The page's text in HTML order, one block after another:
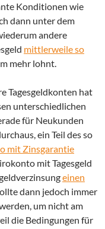
Konditionen wie
dann unter dem
andere
mittlerweile so
mehr lohnt.
Tagesgeldkonten hat
unterschiedlichen
für Neukunden
ein Teil des so
mit Zinsgarantie
mit Tagesgeld
einen
dann jedoch immer
um nicht am
die Bedingungen für